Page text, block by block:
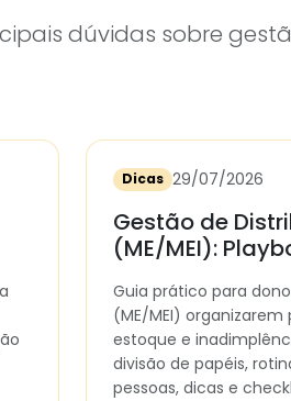
dúvidas sobre
Dicas 29/07/2026
Gestão de
(ME/MEI):
Guia prático para
(ME/MEI)
estoque e
divisão de papéis,
pessoas, dicas e